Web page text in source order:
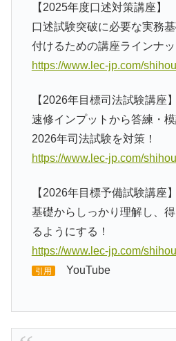
【2025年度口述対策講座】
口述試験突破に必要な実務
付けるための講座ラインナッ
https://www.lec-jp.com/
【2026年目標司法試験講座】
速修インプットから答練・
2026年司法試験を対策！
https://www.lec-jp.com/
【2026年目標予備試験講座】
基礎からしっかり理解し、
るようにする！
https://www.lec-jp.com/
引用 YouTube